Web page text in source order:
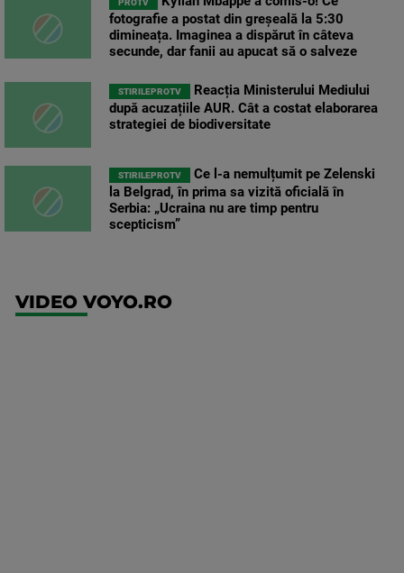
PROTV
fotografie a postat din greșeală la 5:30
dimineața. Imaginea a dispărut în câteva
secunde, dar fanii au apucat să o salveze
STIRILEPROTV
Reacția Ministerului Mediului
după acuzațiile AUR. Cât a costat elaborarea
strategiei de biodiversitate
STIRILEPROTV
Ce l-a nemulțumit pe Zelenski
la Belgrad, în prima sa vizită oficială în
Serbia: „Ucraina nu are timp pentru
scepticism”
VIDEO VOYO.RO